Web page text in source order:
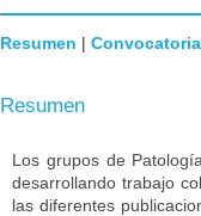
Resumen | Convocatoria
Resumen
Los grupos de
desarrollando trabajo
las diferentes